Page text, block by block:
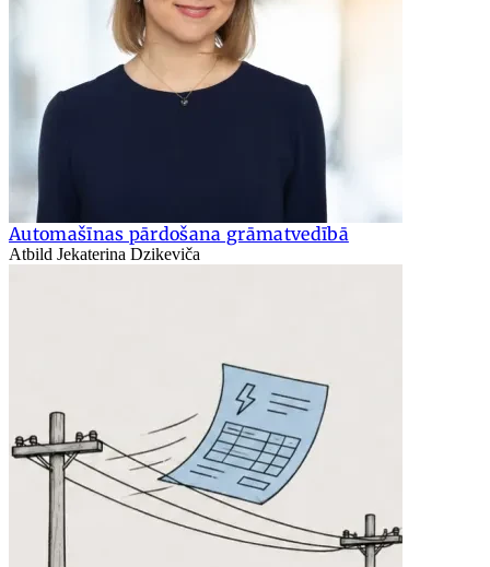
Automašīnas pārdošana grāmatvedībā
Atbild Jekaterina Dzikeviča